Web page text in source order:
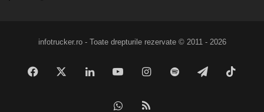
infotrucker.ro - Toate drepturile rezervate © 2011 - 2026
Facebook LinkedInYouTubeInstagram
Spotify Telegram
WhatsApp